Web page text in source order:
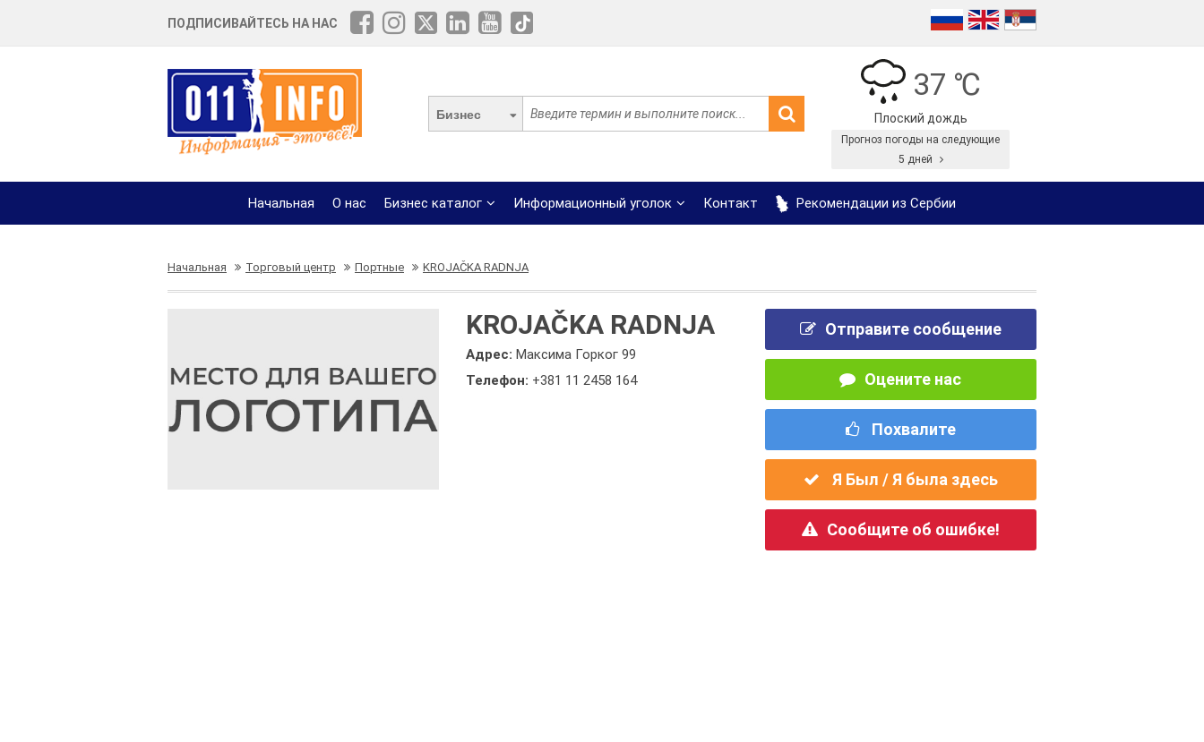
ПОДПИСИВАЙТЕСЬ НА НАС
Бизнес
37 ℃
Плоский дождь
Прогноз погоды на следующие
5 дней
Начальная О нас Бизнес каталог Информационный уголок Контакт Рекомендации из Сербии
Начальная Торговый центр Портные KROJAČKA RADNJA
KROJAČKA RADNJA
Адрес:Максима Горког 99
Телефон: +381 11 2458 164
Отправите сообщение
Оцените нас
Похвалите
Я Был / Я была здесь
Сообщите об ошибке!